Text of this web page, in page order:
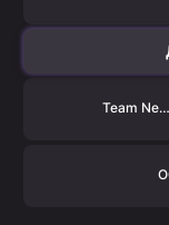
Team Nemesis